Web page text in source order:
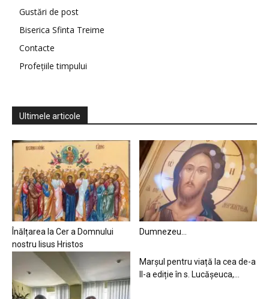
Gustări de post
Biserica Sfinta Treime
Contacte
Profețiile timpului
Ultimele articole
Înălțarea la Cer a Domnului
nostru Iisus Hristos
Dumnezeu…
Marșul pentru viață la cea de-a
II-a ediție în s. Lucășeuca,...